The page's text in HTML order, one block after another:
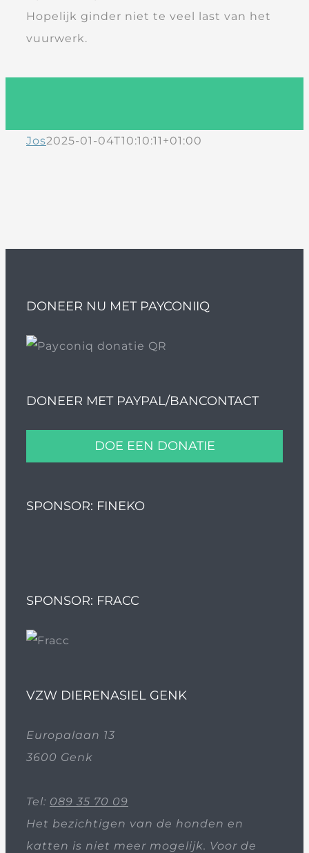
Hopelijk ginder niet te veel last van het
vuurwerk.
Jos2025-01-04T10:10:11+01:00
DONEER NU MET PAYCONIIQ
DONEER MET PAYPAL/BANCONTACT
DOE EEN DONATIE
SPONSOR: FINEKO
SPONSOR: FRACC
VZW DIERENASIEL GENK
Europalaan 13
3600 Genk
Tel: 089 35 70 09
Het bezichtigen van de honden en
katten is niet meer mogelijk. Voor de